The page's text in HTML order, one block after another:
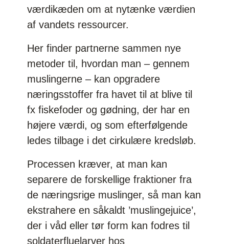
værdikæden om at nytænke værdien
af vandets ressourcer.
Her finder partnerne sammen nye
metoder til, hvordan man – gennem
muslingerne – kan opgradere
næringsstoffer fra havet til at blive til
fx fiskefoder og gødning, der har en
højere værdi, og som efterfølgende
ledes tilbage i det cirkulære kredsløb.
Processen kræver, at man kan
separere de forskellige fraktioner fra
de næringsrige muslinger, så man kan
ekstrahere en såkaldt ’muslingejuice’,
der i våd eller tør form kan fodres til
soldaterfluelarver hos